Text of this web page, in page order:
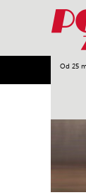
Od 25
Armia